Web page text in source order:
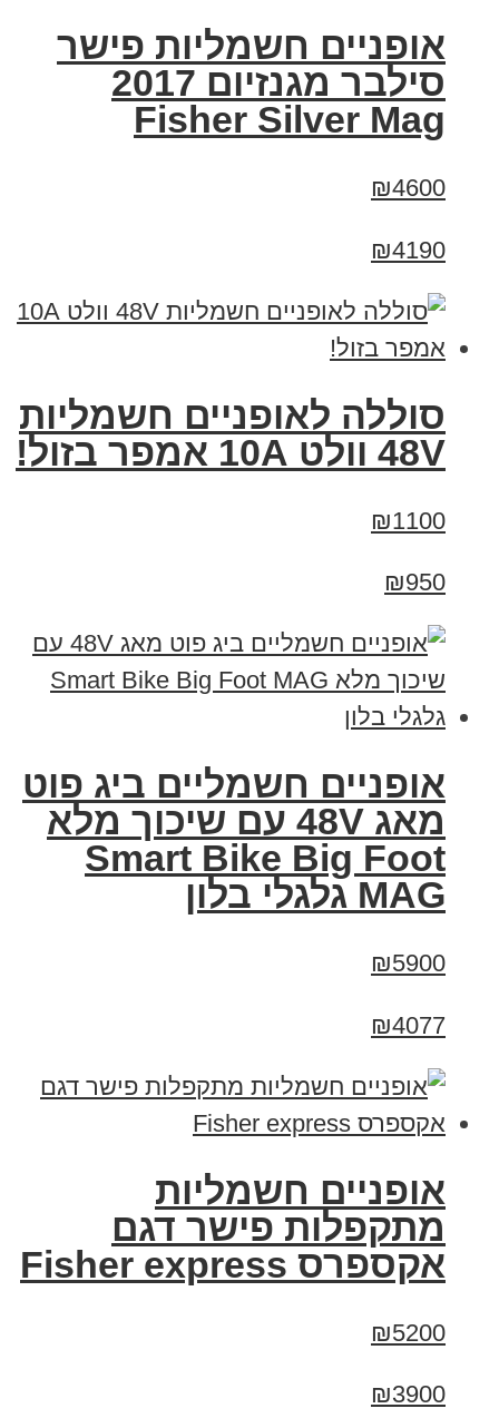
אופניים חשמליות פישר
סילבר מגנזיום 2017
Fisher Silver Mag
₪4600
₪4190
סוללה לאופניים חשמליות
48V וולט 10A אמפר בזול!
₪1100
₪950
אופניים חשמליים ביג פוט
מאג 48V עם שיכוך מלא
Smart Bike Big Foot
MAG גלגלי בלון
₪5900
₪4077
אופניים חשמליות
מתקפלות פישר דגם
אקספרס Fisher express
₪5200
₪3900